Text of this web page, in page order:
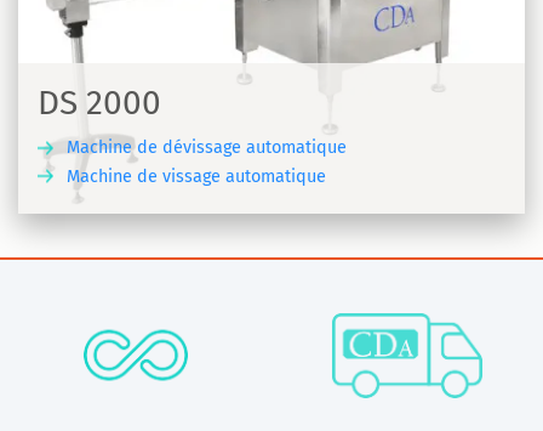
DS 2000
Machine de dévissage automatique
Machine de vissage automatique